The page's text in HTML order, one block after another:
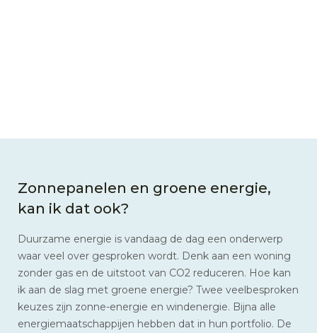
Zonnepanelen en groene energie,
kan ik dat ook?
Duurzame energie is vandaag de dag een onderwerp
waar veel over gesproken wordt. Denk aan een woning
zonder gas en de uitstoot van CO2 reduceren. Hoe kan
ik aan de slag met groene energie? Twee veelbesproken
keuzes zijn zonne-energie en windenergie. Bijna alle
energiemaatschappijen hebben dat in hun portfolio. De